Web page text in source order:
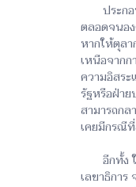
ประกอบ
ตลอดจนอ
หากให้ตุล
เหนือจาก
ความอิสร
รัฐหรือฝ่า
สามารถก
เคยมีกรณี
อีกทั้ง ใ
เลขาธิการ